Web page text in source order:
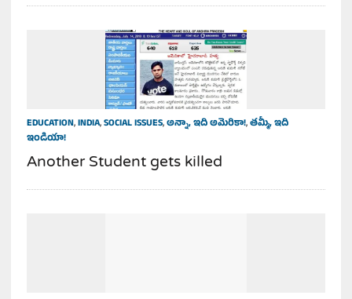
EDUCATION,INDIA,SOCIAL ISSUES,అన్నా, ఇది అమెరికా!,తమ్మీ, ఇది
ఇండియా!
Another Student gets killed